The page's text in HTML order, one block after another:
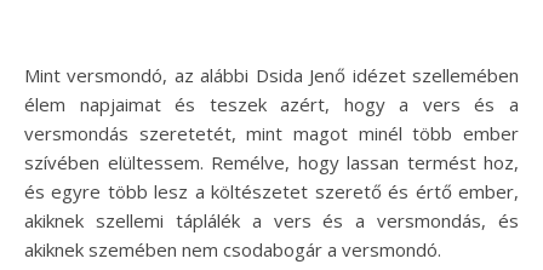
Mint versmondó, az alábbi Dsida Jenő idézet szellemében
élem napjaimat és teszek azért, hogy a vers és a
versmondás szeretetét, mint magot minél több ember
szívében elültessem. Remélve, hogy lassan termést hoz,
és egyre több lesz a költészetet szerető és értő ember,
akiknek szellemi táplálék a vers és a versmondás, és
akiknek szemében nem csodabogár a versmondó.